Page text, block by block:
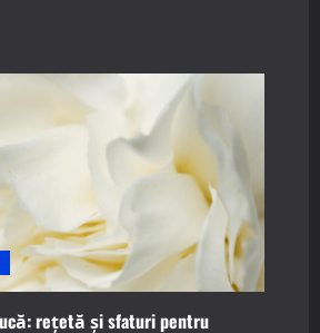
rețetă și sfaturi pentru